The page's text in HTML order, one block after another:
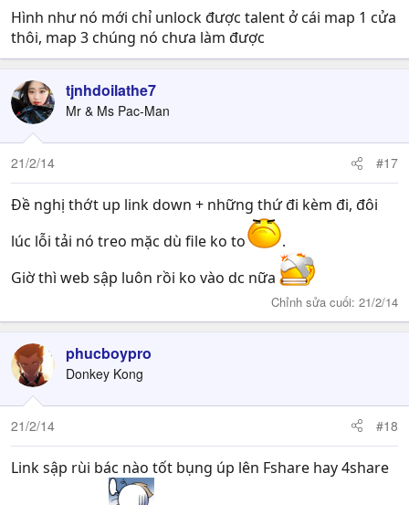
Hình như nó mới chỉ unlock được talent ở cái map 1 cửa
thôi, map 3 chúng nó chưa làm được
tjnhdoilathe7
Mr & Ms Pac-Man
21/2/14 #17
Đề nghị thớt up link down + những thứ đi kèm đi, đôi
lúc lỗi tải nó treo mặc dù file ko to
.
Giờ thì web sập luôn rồi ko vào dc nữa
Chỉnh sửa cuối: 21/2/14
phucboypro
Donkey Kong
21/2/14 #18
Link sập rùi bác nào tốt bụng úp lên Fshare hay 4share